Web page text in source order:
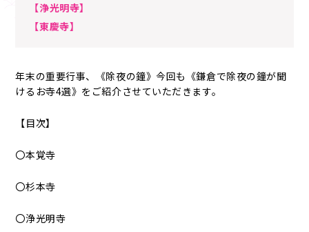
【浄光明寺】
【東慶寺】
年末の重要行事、《除夜の鐘》今回も《鎌倉で除夜の鐘が聞
けるお寺4選》をご紹介させていただきます。
【目次】
〇本覚寺
〇杉本寺
〇浄光明寺